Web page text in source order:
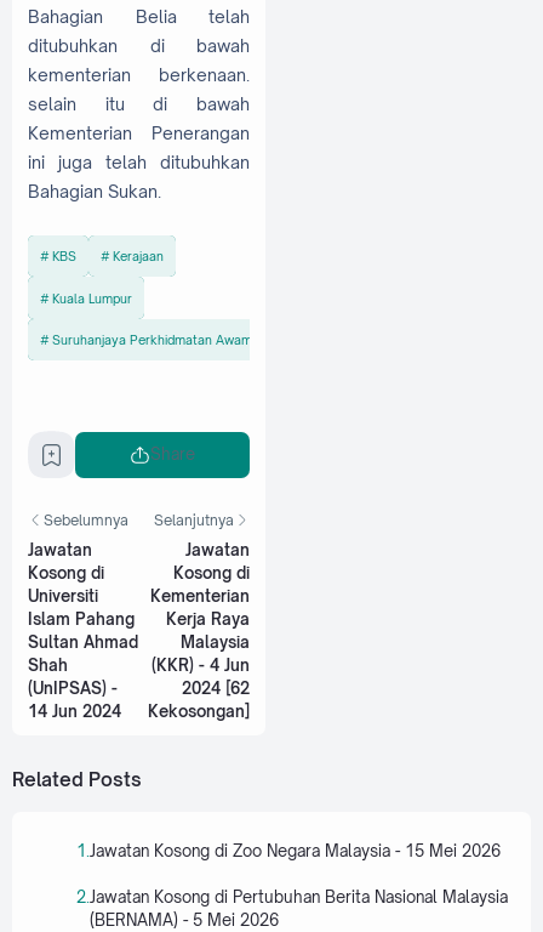
Bahagian Belia telah
ditubuhkan di bawah
kementerian berkenaan.
selain itu di bawah
Kementerian Penerangan
ini juga telah ditubuhkan
Bahagian Sukan.
KBS Kerajaan
Kuala Lumpur
Suruhanjaya Perkhidmatan Awam Malaysia (SPA)
Share
Sebelumnya
Jawatan
Kosong di
Universiti
Islam Pahang
Sultan Ahmad
Shah
(UnIPSAS) -
14 Jun 2024
Selanjutnya
Jawatan
Kosong di
Kementerian
Kerja Raya
Malaysia
(KKR) - 4 Jun
2024 [62
Kekosongan]
Related Posts
Jawatan Kosong di Zoo Negara Malaysia - 15 Mei 2026
Jawatan Kosong di Pertubuhan Berita Nasional Malaysia
(BERNAMA) - 5 Mei 2026